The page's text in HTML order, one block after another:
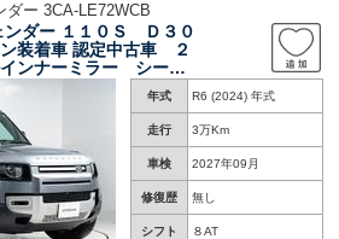
ダー 3CA-LE72WCB
ンダー １１０Ｓ Ｄ３０
装着車 認定中古車 ２
ンナーミラー シート
ーター ＬＥＤヘッド
０度カメラ
年式 R6 (2024) 年式
走行 3万Km
車検 2027年09月
修復歴 無し
シフト ８AT